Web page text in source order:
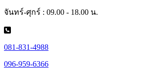
จันทร์-ศุกร์ : 09.00 - 18.00 น.
081-831-4988
096-959-6366